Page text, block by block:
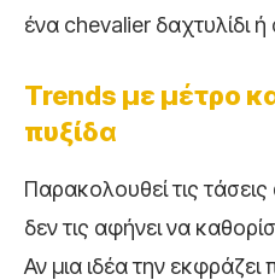
ένα chevalier δαχτυλίδι
Trends με μέτρο
πυξίδα
Παρακολουθεί τις
δεν τις αφήνει να
Αν μια ιδέα την εκφράζει